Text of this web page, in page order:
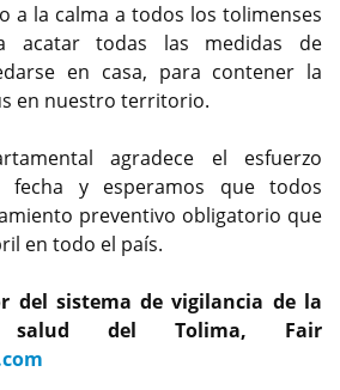
a la calma a todos los tolimenses
acatar todas las medidas de
en casa, para contener la
en nuestro territorio.
agradece el esfuerzo
fecha y esperamos que todos
preventivo obligatorio que
en todo el país.
del sistema de vigilancia de la
salud del Tolima, Fair